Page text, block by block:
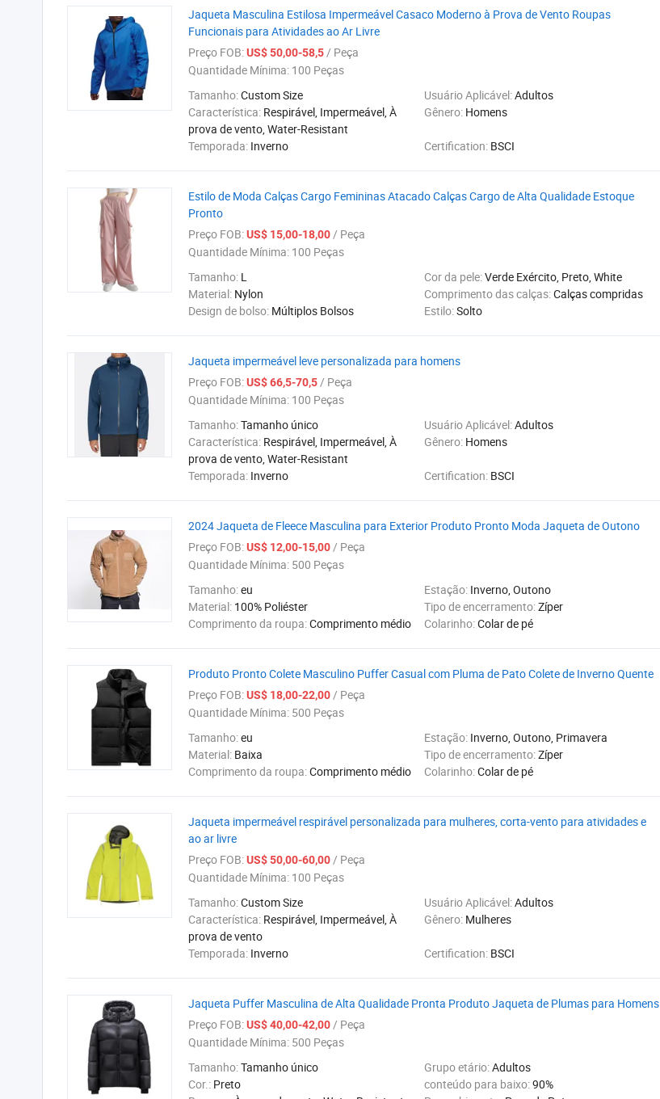
Jaqueta Masculina Estilosa Impermeável Casaco Moderno à Prova de Vento Roupas
Funcionais para Atividades ao Ar Livre
Preço FOB:US$ 50,00-58,5/ Peça
Quantidade Mínima: 100 Peças
Tamanho:Custom Size Usuário Aplicável:Adultos
Característica: Respirável, Impermeável, À
prova de vento, Water-Resistant
Gênero: Homens
Temporada: Inverno Certification: BSCI
Estilo de Moda Calças Cargo Femininas Atacado Calças Cargo de Alta Qualidade Estoque
Pronto
Preço FOB:US$ 15,00-18,00/ Peça
Quantidade Mínima: 100 Peças
Tamanho: L Cor da pele:Verde Exército, Preto, White
Material: Nylon Comprimento das calças:Calças compridas
Design de bolso: Múltiplos Bolsos Estilo:Solto
Jaqueta impermeável leve personalizada para homens
Preço FOB:US$ 66,5-70,5/ Peça
Quantidade Mínima: 100 Peças
Tamanho:Tamanho único Usuário Aplicável:Adultos
Característica: Respirável, Impermeável, À
prova de vento, Water-Resistant
Gênero: Homens
Temporada: Inverno Certification: BSCI
2024 Jaqueta de Fleece Masculina para Exterior Produto Pronto Moda Jaqueta de Outono
Preço FOB:US$ 12,00-15,00/ Peça
Quantidade Mínima: 500 Peças
Tamanho:eu Estação: Inverno, Outono
Material: 100% Poliéster Tipo de encerramento:Zíper
Comprimento da roupa:Comprimento médio Colarinho:Colar de pé
Produto Pronto Colete Masculino Puffer Casual com Pluma de Pato Colete de Inverno Quente
Preço FOB:US$ 18,00-22,00/ Peça
Quantidade Mínima: 500 Peças
Tamanho:eu Estação: Inverno, Outono, Primavera
Material: Baixa Tipo de encerramento:Zíper
Comprimento da roupa:Comprimento médio Colarinho:Colar de pé
Jaqueta impermeável respirável personalizada para mulheres, corta-vento para atividades e
ao ar livre
Preço FOB:US$ 50,00-60,00/ Peça
Quantidade Mínima: 100 Peças
Tamanho:Custom Size Usuário Aplicável:Adultos
Característica: Respirável, Impermeável, À
prova de vento
Gênero: Mulheres
Temporada: Inverno Certification: BSCI
Jaqueta Puffer Masculina de Alta Qualidade Pronta Produto Jaqueta de Plumas para Homens
Preço FOB:US$ 40,00-42,00/ Peça
Quantidade Mínima: 500 Peças
Tamanho:Tamanho único Grupo etário:Adultos
Cor.: Preto conteúdo para baixo:90%